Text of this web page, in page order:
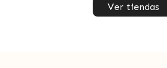
Ver tiendas